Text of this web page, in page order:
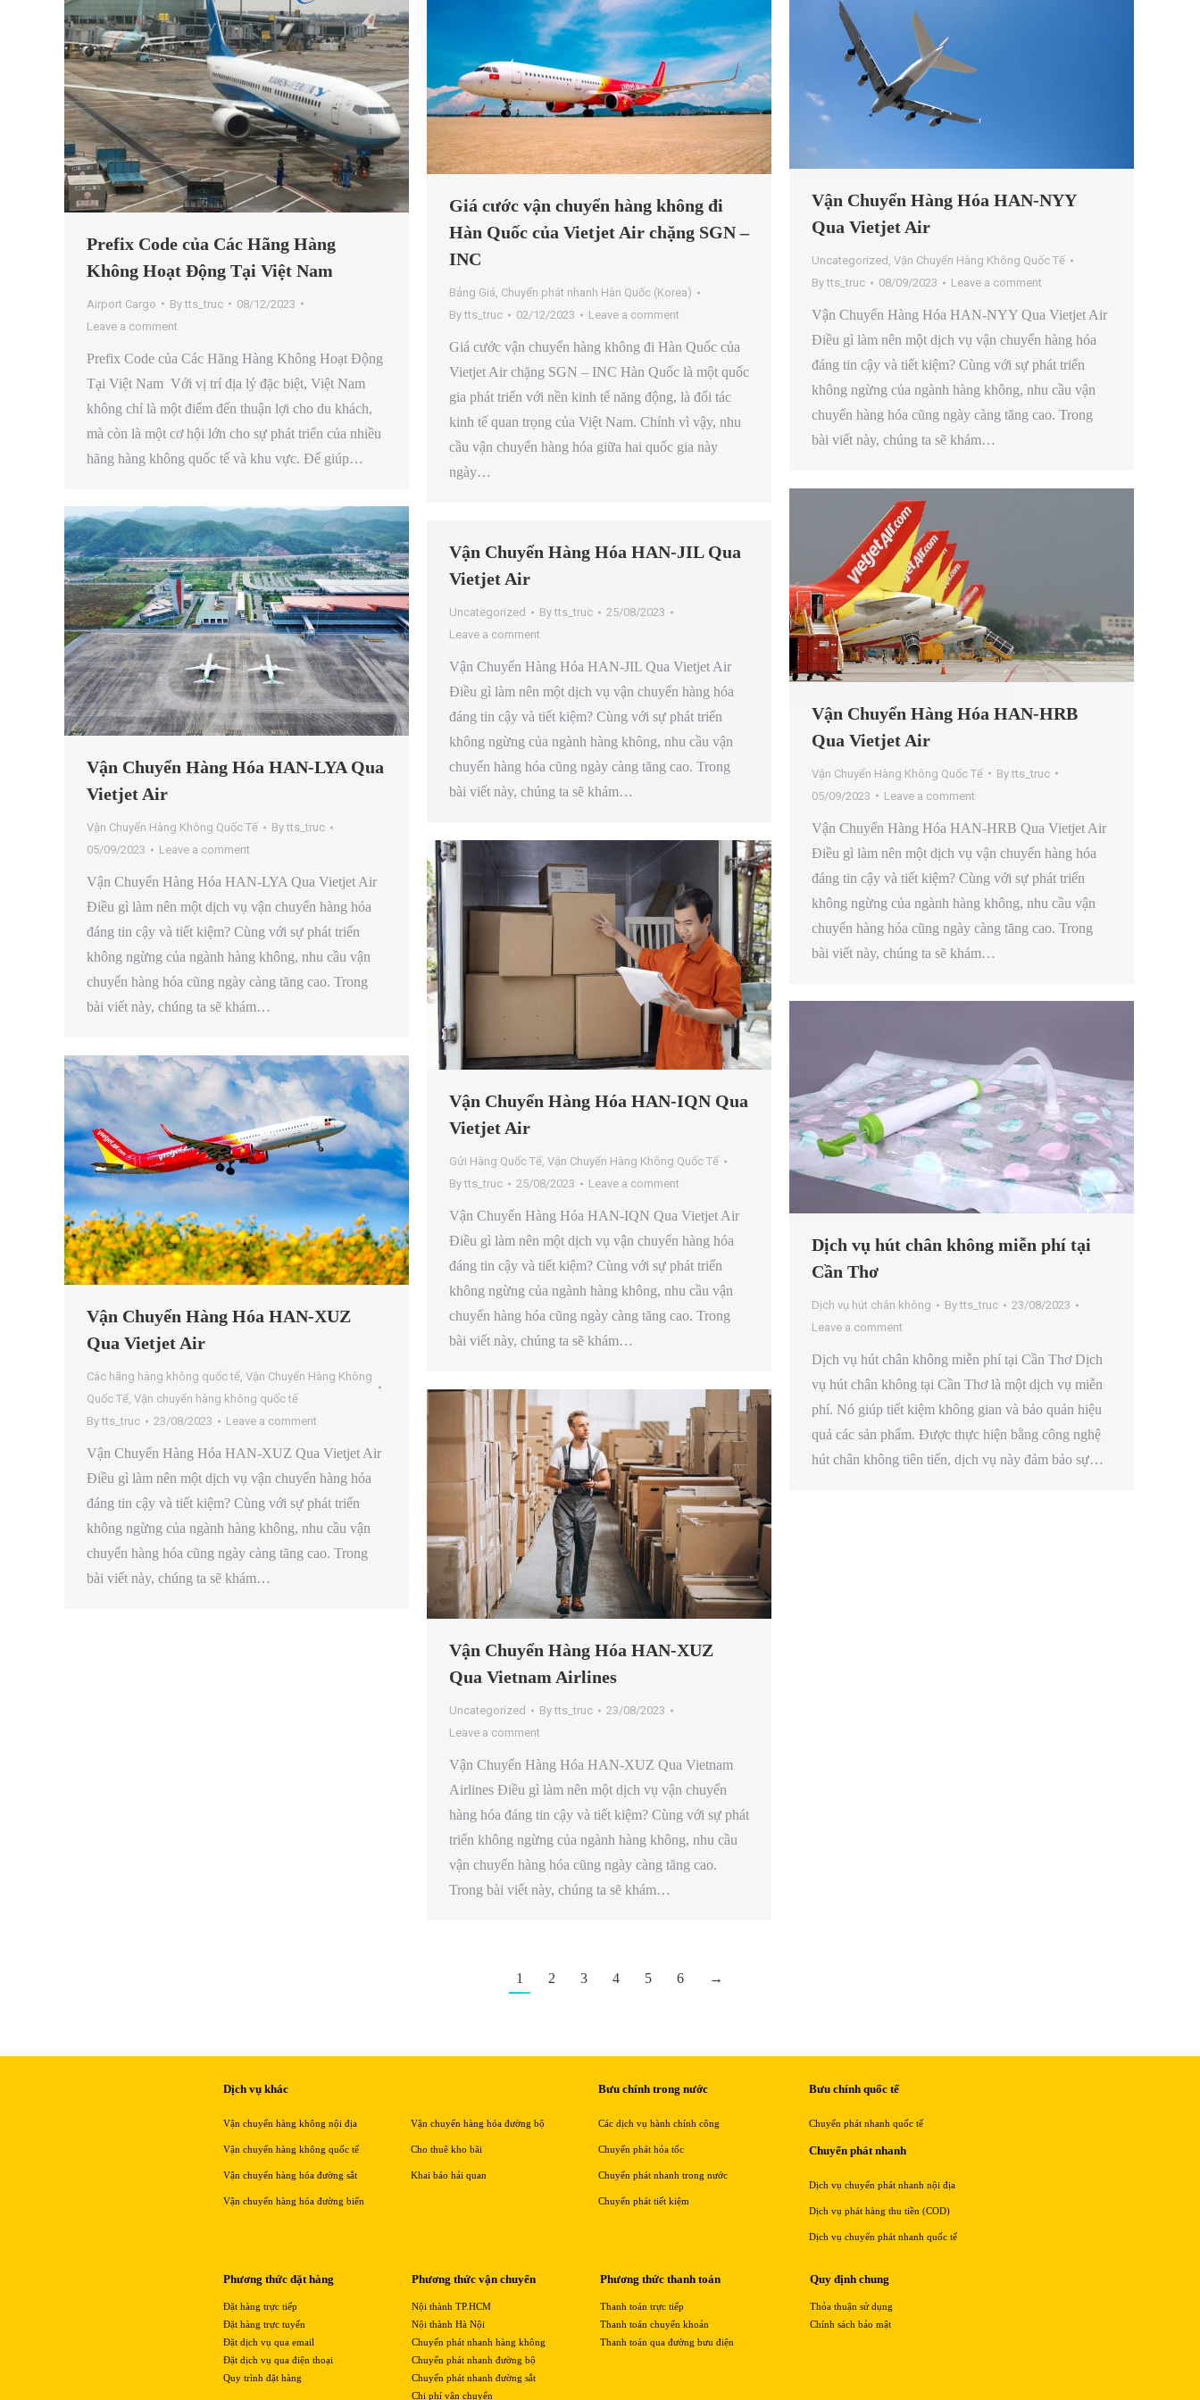
Prefix Code của Các Hãng Hàng
Không Hoạt Động Tại Việt Nam
Airport Cargo Bytts_truc
08/12/2023
Leave a comment
Prefix Code của Các Hãng Hàng Không Hoạt Động
Tại Việt Nam Với vị trí địa lý đặc biệt, Việt Nam
không chỉ là một điểm đến thuận lợi cho du khách,
mà còn là một cơ hội lớn cho sự phát triển của nhiều
hãng hàng không quốc tế và khu vực. Để giúp…
Giá cước vận chuyển hàng không đi
Hàn Quốc của Vietjet Air chặng SGN –
INC
Bảng Giá, Chuyển phát nhanh Hàn Quốc (Korea)
Bytts_truc 02/12/2023 Leave a comment
Giá cước vận chuyển hàng không đi Hàn Quốc của
Vietjet Air chặng SGN – INC Hàn Quốc là một quốc
gia phát triển với nền kinh tế năng động, là đối tác
kinh tế quan trọng của Việt Nam. Chính vì vậy, nhu
cầu vận chuyển hàng hóa giữa hai quốc gia này
ngày…
Vận Chuyển Hàng Hóa HAN-NYY
Qua Vietjet Air
Uncategorized , Vận Chuyển Hàng Không Quốc Tế
Bytts_truc 08/09/2023 Leave a comment
Vận Chuyển Hàng Hóa HAN-NYY Qua Vietjet Air
Điều gì làm nên một dịch vụ vận chuyển hàng hóa
đáng tin cậy và tiết kiệm? Cùng với sự phát triển
không ngừng của ngành hàng không, nhu cầu vận
chuyển hàng hóa cũng ngày càng tăng cao. Trong
bài viết này, chúng ta sẽ khám…
Vận Chuyển Hàng Hóa HAN-HRB
Qua Vietjet Air
Vận Chuyển Hàng Không Quốc Tế Bytts_truc
05/09/2023
Leave a comment
Vận Chuyển Hàng Hóa HAN-HRB Qua Vietjet Air
Điều gì làm nên một dịch vụ vận chuyển hàng hóa
đáng tin cậy và tiết kiệm? Cùng với sự phát triển
không ngừng của ngành hàng không, nhu cầu vận
chuyển hàng hóa cũng ngày càng tăng cao. Trong
bài viết này, chúng ta sẽ khám…
Vận Chuyển Hàng Hóa HAN-LYA Qua
Vietjet Air
Vận Chuyển Hàng Không Quốc Tế Bytts_truc
05/09/2023
Leave a comment
Vận Chuyển Hàng Hóa HAN-LYA Qua Vietjet Air
Điều gì làm nên một dịch vụ vận chuyển hàng hóa
đáng tin cậy và tiết kiệm? Cùng với sự phát triển
không ngừng của ngành hàng không, nhu cầu vận
chuyển hàng hóa cũng ngày càng tăng cao. Trong
bài viết này, chúng ta sẽ khám…
Vận Chuyển Hàng Hóa HAN-JIL Qua
Vietjet Air
Uncategorized Bytts_truc
25/08/2023
Leave a comment
Vận Chuyển Hàng Hóa HAN-JIL Qua Vietjet Air
Điều gì làm nên một dịch vụ vận chuyển hàng hóa
đáng tin cậy và tiết kiệm? Cùng với sự phát triển
không ngừng của ngành hàng không, nhu cầu vận
chuyển hàng hóa cũng ngày càng tăng cao. Trong
bài viết này, chúng ta sẽ khám…
Vận Chuyển Hàng Hóa HAN-IQN Qua
Vietjet Air
Gửi Hàng Quốc Tế, Vận Chuyển Hàng Không Quốc Tế
Bytts_truc 25/08/2023 Leave a comment
Vận Chuyển Hàng Hóa HAN-IQN Qua Vietjet Air
Điều gì làm nên một dịch vụ vận chuyển hàng hóa
đáng tin cậy và tiết kiệm? Cùng với sự phát triển
không ngừng của ngành hàng không, nhu cầu vận
chuyển hàng hóa cũng ngày càng tăng cao. Trong
bài viết này, chúng ta sẽ khám…
Dịch vụ hút chân không miễn phí tại
Cần Thơ
Dịch vụ hút chân không Bytts_truc
23/08/2023
Leave a comment
Dịch vụ hút chân không miễn phí tại Cần Thơ Dịch
vụ hút chân không tại Cần Thơ là một dịch vụ miễn
phí. Nó giúp tiết kiệm không gian và bảo quản hiệu
quả các sản phẩm. Được thực hiện bằng công nghệ
hút chân không tiên tiến, dịch vụ này đảm bảo sự…
Vận Chuyển Hàng Hóa HAN-XUZ
Qua Vietjet Air
Các hãng hàng không quốc tế, Vận Chuyển Hàng Không
Quốc Tế, Vận chuyển hàng không quốc tế
Bytts_truc 23/08/2023 Leave a comment
Vận Chuyển Hàng Hóa HAN-XUZ Qua Vietjet Air
Điều gì làm nên một dịch vụ vận chuyển hàng hóa
đáng tin cậy và tiết kiệm? Cùng với sự phát triển
không ngừng của ngành hàng không, nhu cầu vận
chuyển hàng hóa cũng ngày càng tăng cao. Trong
bài viết này, chúng ta sẽ khám…
Vận Chuyển Hàng Hóa HAN-XUZ
Qua Vietnam Airlines
Uncategorized Bytts_truc
23/08/2023
Leave a comment
Vận Chuyển Hàng Hóa HAN-XUZ Qua Vietnam
Airlines Điều gì làm nên một dịch vụ vận chuyển
hàng hóa đáng tin cậy và tiết kiệm? Cùng với sự phát
triển không ngừng của ngành hàng không, nhu cầu
vận chuyển hàng hóa cũng ngày càng tăng cao.
Trong bài viết này, chúng ta sẽ khám…
1 2 3 4 5 6 →
Dịch vụ khác
Vận chuyển hàng không nội địa
Vận chuyển hàng không quốc tế
Vận chuyển hàng hóa đường sắt
Vận chuyển hàng hóa đường biển
Vận chuyển hàng hóa đường bộ
Cho thuê kho bãi
Khai báo hải quan
Bưu chính trong nước
Các dịch vụ hành chính công
Chuyển phát hỏa tốc
Chuyển phát nhanh trong nước
Chuyển phát tiết kiệm
Bưu chính quốc tế
Chuyển phát nhanh quốc tế
Chuyển phát nhanh
Dịch vụ chuyển phát nhanh nội địa
Dịch vụ phát hàng thu tiền (COD)
Dịch vụ chuyển phát nhanh quốc tế
Phương thức đặt hàng
Đặt hàng trực tiếp
Đặt hàng trực tuyến
Đặt dịch vụ qua email
Đặt dịch vụ qua điện thoại
Quy trình đặt hàng
Phương thức vận chuyển
Nội thành TP.HCM
Nội thành Hà Nội
Chuyển phát nhanh hàng không
Chuyển phát nhanh đường bộ
Chuyển phát nhanh đường sắt
Chi phí vận chuyển
Phương thức thanh toán
Thanh toán trực tiếp
Thanh toán chuyển khoản
Thanh toán qua đường bưu điện
Quy định chung
Thỏa thuận sử dụng
Chính sách bảo mật